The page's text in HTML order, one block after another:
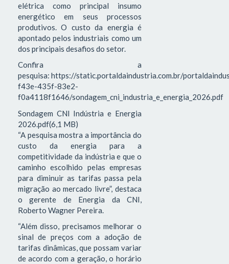
elétrica como principal insumo
energético em seus processos
produtivos. O custo da energia é
apontado pelos industriais como um
dos principais desafios do setor.
Confira a
pesquisa: https://static.portaldaindustria.com.br/
f43e-435f-83e2-
f0a4118f1646/sondagem_cni_industria_e_energia_2026.pdf
Sondagem CNI Indústria e Energia
2026.pdf(6,1 MB)
“A pesquisa mostra a importância do
custo da energia para a
competitividade da indústria e que o
caminho escolhido pelas empresas
para diminuir as tarifas passa pela
migração ao mercado livre”, destaca
o gerente de Energia da CNI,
Roberto Wagner Pereira.
“Além disso, precisamos melhorar o
sinal de preços com a adoção de
tarifas dinâmicas, que possam variar
de acordo com a geração, o horário